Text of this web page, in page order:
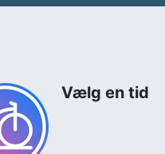
Vælg en tid